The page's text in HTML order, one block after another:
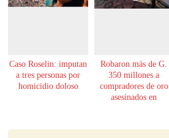
Caso Roselin: imputan
a tres personas por
homicidio doloso
Robaron más de G.
350 millones a
compradores de oro
asesinados en